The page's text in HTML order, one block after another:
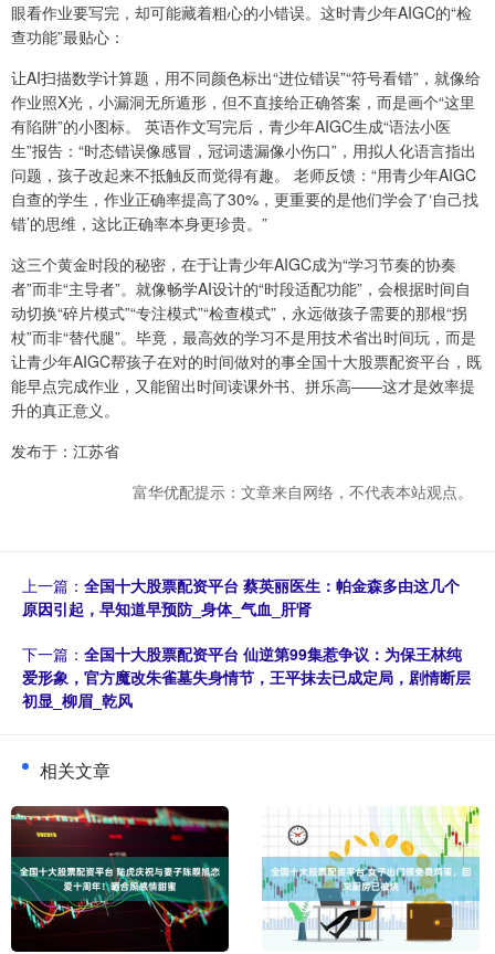
眼看作业要写完，却可能藏着粗心的小错误。这时青少年AIGC的“检
查功能”最贴心：
让AI扫描数学计算题，用不同颜色标出“进位错误”“符号看错”，就像给
作业照X光，小漏洞无所遁形，但不直接给正确答案，而是画个“这里
有陷阱”的小图标。 英语作文写完后，青少年AIGC生成“语法小医
生”报告：“时态错误像感冒，冠词遗漏像小伤口”，用拟人化语言指出
问题，孩子改起来不抵触反而觉得有趣。 老师反馈：“用青少年AIGC
自查的学生，作业正确率提高了30%，更重要的是他们学会了‘自己找
错’的思维，这比正确率本身更珍贵。”
这三个黄金时段的秘密，在于让青少年AIGC成为“学习节奏的协奏
者”而非“主导者”。就像畅学AI设计的“时段适配功能”，会根据时间自
动切换“碎片模式”“专注模式”“检查模式”，永远做孩子需要的那根“拐
杖”而非“替代腿”。毕竟，最高效的学习不是用技术省出时间玩，而是
让青少年AIGC帮孩子在对的时间做对的事全国十大股票配资平台，既
能早点完成作业，又能留出时间读课外书、拼乐高——这才是效率提
升的真正意义。
发布于：江苏省
富华优配提示：文章来自网络，不代表本站观点。
上一篇： 全国十大股票配资平台 蔡英丽医生：帕金森多由这几个
原因引起，早知道早预防_身体_气血_肝肾
下一篇： 全国十大股票配资平台 仙逆第99集惹争议：为保王林纯
爱形象，官方魔改朱雀墓失身情节，王平抹去已成定局，剧情断层
初显_柳眉_乾风
相关文章